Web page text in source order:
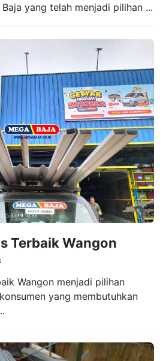
yang telah menjadi pilihan ...
Terbaik Wangon
Wangon menjadi pilihan
yang membutuhkan